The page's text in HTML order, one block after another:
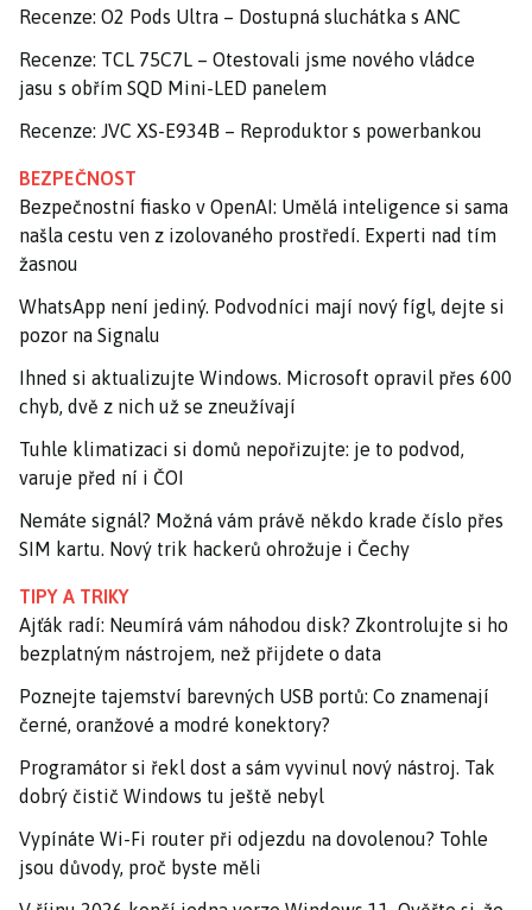
Recenze: O2 Pods Ultra – Dostupná sluchátka s ANC
Recenze: TCL 75C7L – Otestovali jsme nového vládce
jasu s obřím SQD Mini-LED panelem
Recenze: JVC XS-E934B – Reproduktor s powerbankou
BEZPEČNOST
Bezpečnostní fiasko v OpenAI: Umělá inteligence si sama
našla cestu ven z izolovaného prostředí. Experti nad tím
žasnou
WhatsApp není jediný. Podvodníci mají nový fígl, dejte si
pozor na Signalu
Ihned si aktualizujte Windows. Microsoft opravil přes 600
chyb, dvě z nich už se zneužívají
Tuhle klimatizaci si domů nepořizujte: je to podvod,
varuje před ní i ČOI
Nemáte signál? Možná vám právě někdo krade číslo přes
SIM kartu. Nový trik hackerů ohrožuje i Čechy
TIPY A TRIKY
Ajťák radí: Neumírá vám náhodou disk? Zkontrolujte si ho
bezplatným nástrojem, než přijdete o data
Poznejte tajemství barevných USB portů: Co znamenají
černé, oranžové a modré konektory?
Programátor si řekl dost a sám vyvinul nový nástroj. Tak
dobrý čistič Windows tu ještě nebyl
Vypínáte Wi-Fi router při odjezdu na dovolenou? Tohle
jsou důvody, proč byste měli